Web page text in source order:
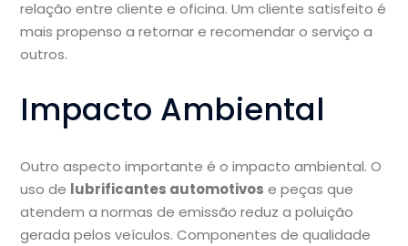
relação entre cliente e oficina. Um cliente satisfeito é
mais propenso a retornar e recomendar o serviço a
outros.
Impacto Ambiental
Outro aspecto importante é o impacto ambiental. O
uso de lubrificantes automotivos e peças que
atendem a normas de emissão reduz a poluição
gerada pelos veículos. Componentes de qualidade